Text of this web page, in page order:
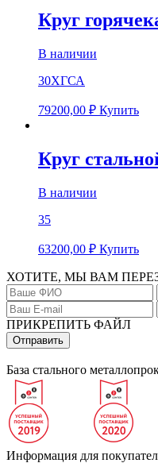
Круг
В наличии
30ХГСА
79200,00 ₽ Купить
Круг
В наличии
35
63200,00 ₽ Купить
ХОТИТЕ, МЫ ВАМ
ПРИКРЕПИТЬ ФАЙЛ
База стального
Информация для